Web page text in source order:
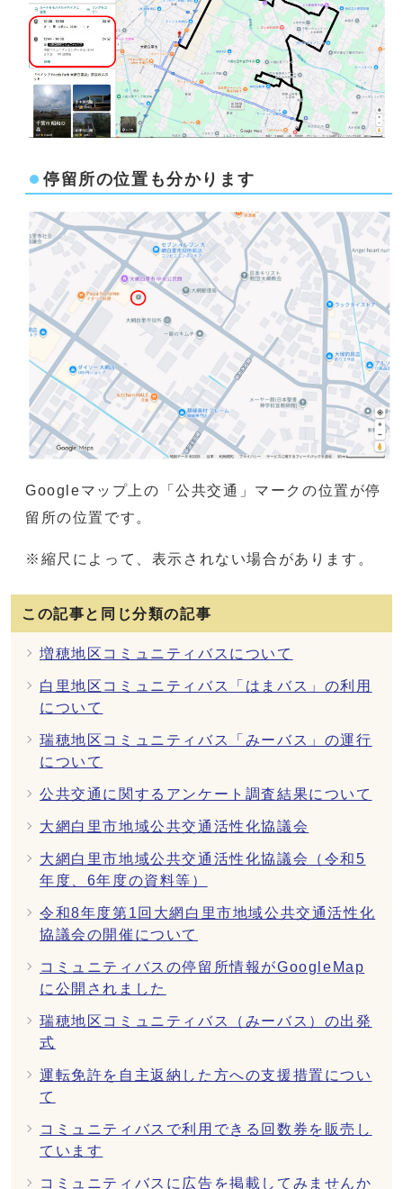
停留所の位置も分かります
Googleマップ上の「公共交通」マークの位置が停
留所の位置です。
※縮尺によって、表示されない場合があります。
この記事と同じ分類の記事
増穂地区コミュニティバスについて
白里地区コミュニティバス「はまバス」の利用
について
瑞穂地区コミュニティバス「みーバス」の運行
について
公共交通に関するアンケート調査結果について
大網白里市地域公共交通活性化協議会
大網白里市地域公共交通活性化協議会（令和5
年度、6年度の資料等）
令和8年度第1回大網白里市地域公共交通活性化
協議会の開催について
コミュニティバスの停留所情報がGoogleMap
に公開されました
瑞穂地区コミュニティバス（みーバス）の出発
式
運転免許を自主返納した方への支援措置につい
て
コミュニティバスで利用できる回数券を販売し
ています
コミュニティバスに広告を掲載してみませんか